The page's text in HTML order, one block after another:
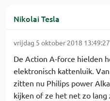
Nikolai Tesla
vrijdag 5 oktober 2018 13:49:27
De Action A-force hielden
elektronisch kattenluik.
zitten nu Philips power
kijken of ze het net zo lang